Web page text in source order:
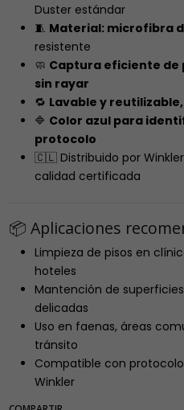
Duster estándar
🧵 Material: microfibra
resistente
🧼 Captura eficiente de
sin rayar
🔁 Lavable y
🔷 Color azul para
protocolo
🇨🇱 Distribuido por
calidad certificada
📦 Aplicaciones
Limpieza de pisos en
hoteles
Mantención de
delicadas
Uso en faenas, áreas
tránsito
Compatible con
Winkler